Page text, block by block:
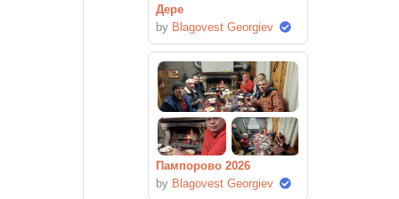
Дере
by Blagovest Georgiev
Пампорово 2026
by Blagovest Georgiev